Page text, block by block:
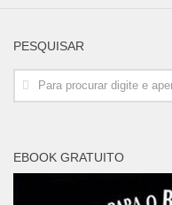
PESQUISAR
EBOOK GRATUITO